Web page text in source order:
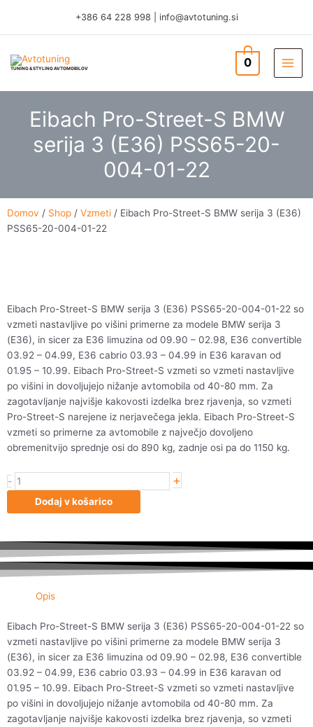
content
+386 64 228 998 info@avtotuning.si
TUNING & STYLING AVTOMOBILOV 0
Eibach Pro-Street-S BMW
serija 3 (E36) PSS65-20-
004-01-22
Domov / Shop / Vzmeti / Eibach Pro-Street-S BMW serija 3 (E36)
PSS65-20-004-01-22
Eibach Pro-Street-S BMW serija 3 (E36) PSS65-20-004-01-22 so
vzmeti nastavljive po višini primerne za modele BMW serija 3
(E36), in sicer za E36 limuzina od 09.90 – 02.98, E36 convertible
03.92 – 04.99, E36 cabrio 03.93 – 04.99 in E36 karavan od
01.95 – 10.99. Eibach Pro-Street-S vzmeti so vzmeti nastavljive
po višini in dovoljujejo nižanje avtomobila od 40-80 mm. Za
zagotavljanje najvišje kakovosti izdelka brez rjavenja, so vzmeti
Pro-Street-S narejene iz nerjavečega jekla. Eibach Pro-Street-S
vzmeti so primerne za avtomobile z največjo dovoljeno
obremenitvijo sprednje osi do 890 kg, zadnje osi pa do 1150 kg.
- Eibach
BMW
serija
3
PSS65-
004-
01-
22
količina
+
Dodaj v košarico
Opis
Eibach Pro-Street-S BMW serija 3 (E36) PSS65-20-004-01-22 so
vzmeti nastavljive po višini primerne za modele BMW serija 3
(E36), in sicer za E36 limuzina od 09.90 – 02.98, E36 convertible
03.92 – 04.99, E36 cabrio 03.93 – 04.99 in E36 karavan od
01.95 – 10.99. Eibach Pro-Street-S vzmeti so vzmeti nastavljive
po višini in dovoljujejo nižanje avtomobila od 40-80 mm. Za
zagotavljanje najvišje kakovosti izdelka brez rjavenja, so vzmeti